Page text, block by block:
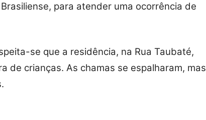
para atender uma ocorrência de
se que a residência, na Rua Taubaté,
de crianças. As chamas se espalharam, mas